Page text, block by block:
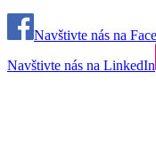
Navštivte nás na
Navštivte nás na LinkedIn